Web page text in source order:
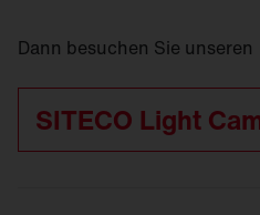
Dann besuchen Sie unseren
SITECO Light